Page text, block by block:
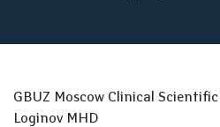
GBUZ Moscow Clinical
Loginov MHD